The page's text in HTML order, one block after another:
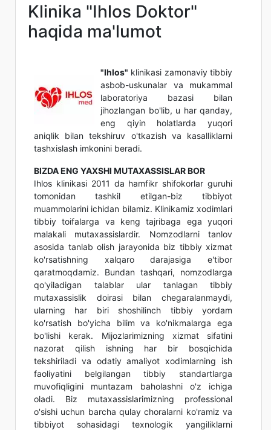
Klinika "Ihlos Doktor"
haqida ma'lumot
"Ihlos" klinikasi zamonaviy tibbiy
asbob-uskunalar va mukammal
laboratoriya bazasi bilan
jihozlangan bo'lib, u har qanday,
eng qiyin holatlarda yuqori
aniqlik bilan tekshiruv o'tkazish va kasalliklarni
tashxislash imkonini beradi.
BIZDA ENG YAXSHI MUTAXASSISLAR BOR
Ihlos klinikasi 2011 da hamfikr shifokorlar guruhi
tomonidan tashkil etilgan-biz tibbiyot
muammolarini ichidan bilamiz. Klinikamiz xodimlari
tibbiy toifalarga va keng tajribaga ega yuqori
malakali mutaxassislardir. Nomzodlarni tanlov
asosida tanlab olish jarayonida biz tibbiy xizmat
ko'rsatishning xalqaro darajasiga e'tibor
qaratmoqdamiz. Bundan tashqari, nomzodlarga
qo'yiladigan talablar ular tanlagan tibbiy
mutaxassislik doirasi bilan chegaralanmaydi,
ularning har biri shoshilinch tibbiy yordam
ko'rsatish bo'yicha bilim va ko'nikmalarga ega
bo'lishi kerak. Mijozlarimizning xizmat sifatini
nazorat qilish ishning har bir bosqichida
tekshiriladi va odatiy amaliyot xodimlarning ish
faoliyatini belgilangan tibbiy standartlarga
muvofiqligini muntazam baholashni o'z ichiga
oladi. Biz mutaxassislarimizning professional
o'sishi uchun barcha qulay choralarni ko'ramiz va
tibbiyot sohasidagi texnologik yangiliklarni